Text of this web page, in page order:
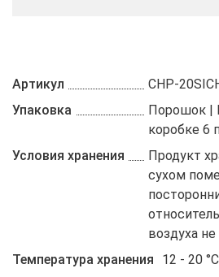
Артикул
CHP-
Упаковка
Порошок |
коробке 6
Условия хранения
Продукт
сухом
воздуха не
Температура хранения
12 - 20 °C